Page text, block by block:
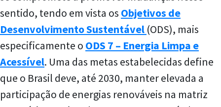
sentido, tendo em vista os Objetivos de
Desenvolvimento Sustentável (ODS), mais
especificamente o ODS 7 – Energia Limpa e
Acessível. Uma das metas estabelecidas define
que o Brasil deve, até 2030, manter elevada a
participação de energias renováveis na matriz